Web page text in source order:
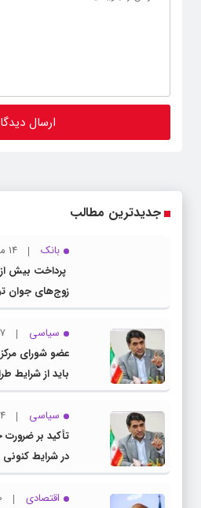
جدیدترین مطالب
بانک
14 مرداد 1405
زوج‌های جوان
سیاسی
27
عضو شورای
باید از شرایط
عبور کنیم
سیاسی
14
تأکید بر
در شرایط کنونی
اقتصادی